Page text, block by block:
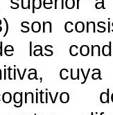
son
las
cuya